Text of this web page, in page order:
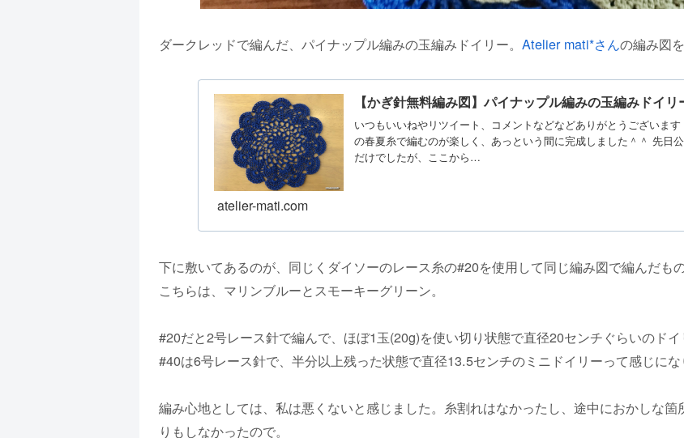
ダークレッドで編んだ、パイナップル編みの玉編みドイリー。Atelier mati*さんの編み図
【かぎ針無料編み図】パイナップル編みの玉編みドイリ
いつもいいねやリツイート、コメントなどなどありがとうございま
の春夏糸で編むのが楽しく、あっという間に完成しました＾＾ 先日
だけでしたが、ここから…
atelier-mati.com
下に敷いてあるのが、同じくダイソーのレース糸の#20を使用して同じ編み図で編んだもの
こちらは、マリンブルーとスモーキーグリーン。
#20だと2号レース針で編んで、ほぼ1玉(20g)を使い切り状態で直径20センチぐらいのドイ
#40は6号レース針で、半分以上残った状態で直径13.5センチのミニドイリーって感じにな
編み心地としては、私は悪くないと感じました。糸割れはなかったし、途中におかしな
りもしなかったので。